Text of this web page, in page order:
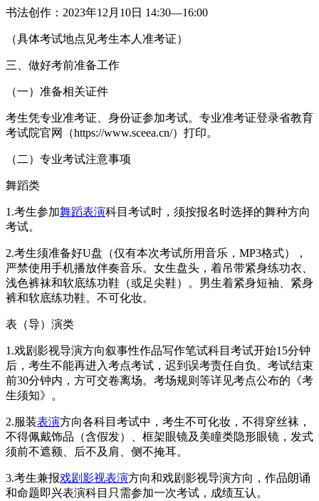
书法创作：2023年12月10日 14:30—16:00
（具体考试地点见考生本人准考证）
三、做好考前准备工作
（一）准备相关证件
考生凭专业准考证、身份证参加考试。专业准考证登录省教育
考试院官网（https://www.sceea.cn/）打印。
（二）专业考试注意事项
舞蹈类
1.考生参加舞蹈表演科目考试时，须按报名时选择的舞种方向
考试。
2.考生须准备好U盘（仅有本次考试所用音乐，MP3格式），
严禁使用手机播放伴奏音乐。女生盘头，着吊带紧身练功衣、
浅色裤袜和软底练功鞋（或足尖鞋）。男生着紧身短袖、紧身
裤和软底练功鞋。不可化妆。
表（导）演类
1.戏剧影视导演方向叙事性作品写作笔试科目考试开始15分钟
后，考生不能再进入考点考试，迟到误考责任自负。考试结束
前30分钟内，方可交卷离场。考场规则等详见考点公布的《考
生须知》。
2.服装表演方向各科目考试中，考生不可化妆，不得穿丝袜，
不得佩戴饰品（含假发）、框架眼镜及美瞳类隐形眼镜，发式
须前不遮额、后不及肩、侧不掩耳。
3.考生兼报戏剧影视表演方向和戏剧影视导演方向，作品朗诵
和命题即兴表演科目只需参加一次考试，成绩互认。